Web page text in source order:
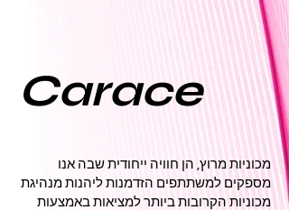
Carace
מכוניות מרוץ, הן חוויה ייחודית שבה אנו
מספקים למשתתפים הזדמנות ליהנות מנהיגת
מכוניות הקרובות ביותר למציאות באמצעות